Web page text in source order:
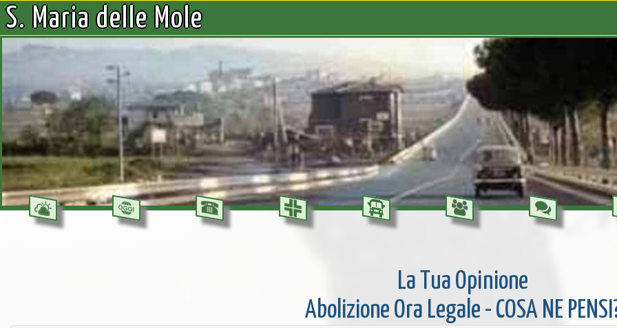
S. Maria delle Mole
La Tua Opinione
Abolizione Ora Legale - COSA NE